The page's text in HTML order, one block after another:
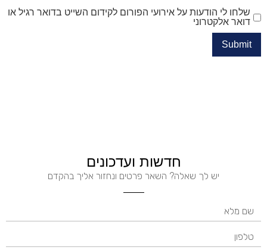
שלחו לי הודעות על אירועי הפורום לקידום השייט בדואר רגיל או
דואר אלקטרוני
Submit
חדשות ועדכונים
יש לך שאלה? השאר פרטים ונחזור אליך בהקדם